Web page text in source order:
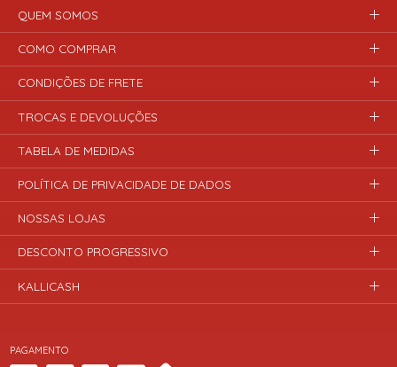
PAGAMENTO
QUEM SOMOS
COMO COMPRAR
CONDIÇÕES DE FRETE
TROCAS E DEVOLUÇÕES
TABELA DE MEDIDAS
POLÍTICA DE PRIVACIDADE DE DADOS
NOSSAS LOJAS
DESCONTO PROGRESSIVO
KALLICASH